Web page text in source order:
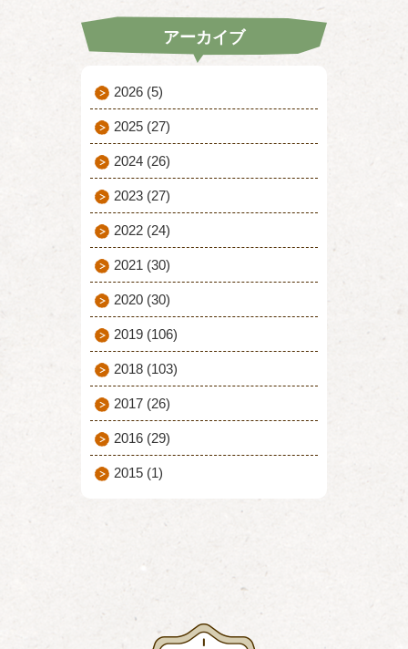
アーカイブ
2026 (5)
2025 (27)
2024 (26)
2023 (27)
2022 (24)
2021 (30)
2020 (30)
2019 (106)
2018 (103)
2017 (26)
2016 (29)
2015 (1)